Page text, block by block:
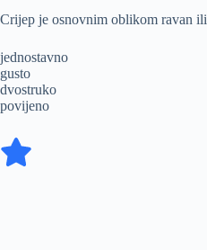
Crijep je osnovnim oblikom ravan
jednostavno
gusto
dvostruko
povijeno